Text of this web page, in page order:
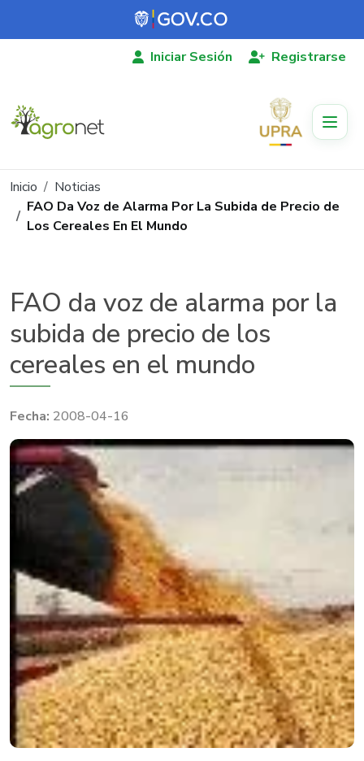
Pasar al contenido principal
Iniciar Sesión Registrarse
Ruta de navegación
Inicio
Noticias
FAO Da Voz de Alarma Por La Subida de Precio de
Los Cereales En El Mundo
FAO da voz de alarma por la
subida de precio de los
cereales en el mundo
2008-04-16